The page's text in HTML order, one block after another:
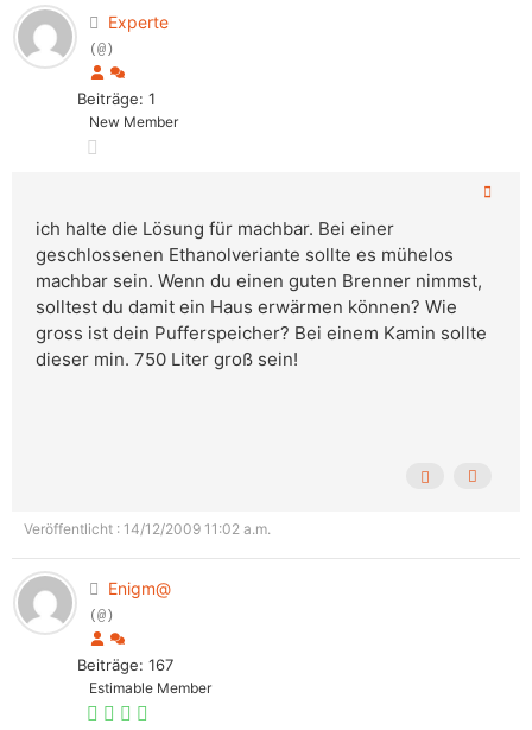
Experte
(@)
Beiträge: 1
New Member
ich halte die Lösung für machbar. Bei einer
geschlossenen Ethanolveriante sollte es mühelos
machbar sein. Wenn du einen guten Brenner nimmst,
solltest du damit ein Haus erwärmen können? Wie
gross ist dein Pufferspeicher? Bei einem Kamin sollte
dieser min. 750 Liter groß sein!
Veröffentlicht : 14/12/2009 11:02 a.m.
Enigm@
(@)
Beiträge: 167
Estimable Member